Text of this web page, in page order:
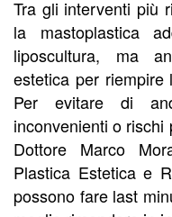
Tra gli interventi più
la mastoplastica
liposcultura, ma
estetica per
Per evitare di
inconvenienti o rischi
Dottore Marco
Plastica Estetica e
possono fare last